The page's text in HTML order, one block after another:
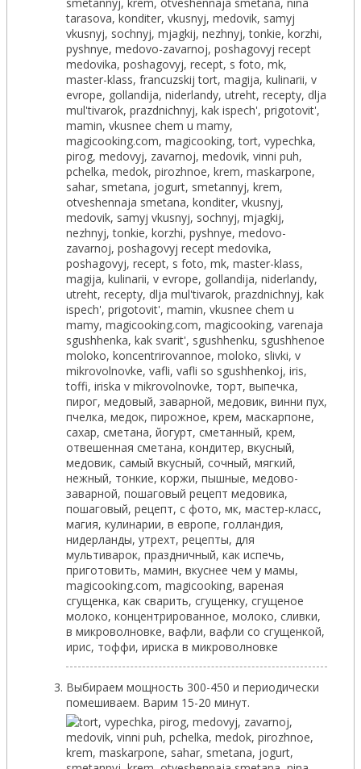
Выбираем мощность 300-450 и периодически
помешиваем. Варим 15-20 минут.